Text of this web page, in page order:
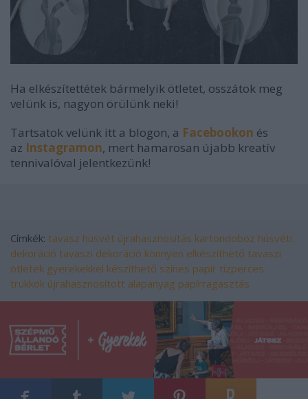
Ha elkészítettétek bármelyik ötletet, osszátok meg
velünk is, nagyon örülünk neki!
Tartsatok velünk itt a blogon, a Facebookon és
az Instagramon, mert hamarosan újabb kreatív
tennivalóval jelentkezünk!
Címkék: tavasz húsvét újrahasznosítás kartondoboz húsvéti
dekoráció tavaszi dekoráció könnyen elkészíthető tavaszi
ötletek gyerekekkel készíthető színes papír tízperces
trükkök újrahasznosított alapanyag papírragasztás